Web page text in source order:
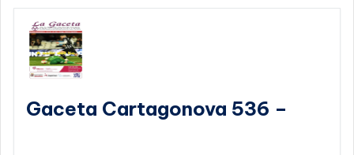
Gaceta Cartagonova 536 –